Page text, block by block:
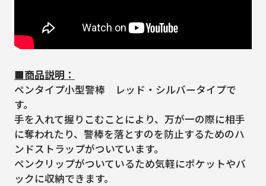
■商品説明：
ペンタイプ小型警棒 レッド・シルバータイプで
す。
手を入れて握りこむことにより、万が一の際に相手
に奪われたり、警棒を落とすのを防止するためのハ
ンドストラップがついています。
ペンクリップがついているため気軽にポケットやバ
ックに収納できます。